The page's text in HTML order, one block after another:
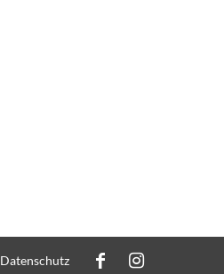
Datenschutz